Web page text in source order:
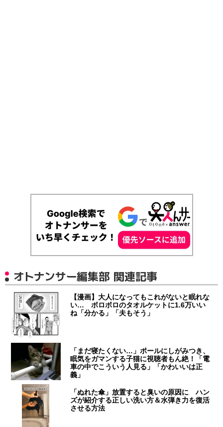
オトナンサー編集部 関連記事
【漫画】大人になってもこれがないと眠れな
い… ボロボロのタオルケットに1.6万いい
ね「分かる」「夫もそう」
「まだ寝たくない…」ポールにしがみつき、
眠気をガマンする子猫に視聴者もん絶！「電
車の中でこういう人見る」「かわいいは正
義」
「ぬれた傘」放置すると臭いの原因に ハン
ズが紹介する正しい洗い方＆水弾き力を復活
させる方法